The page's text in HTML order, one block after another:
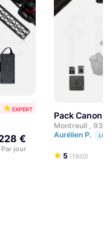
EXPERT
€
Par jour
Pack Canon
Montreuil ,
Aurélien P.
5 (1920)